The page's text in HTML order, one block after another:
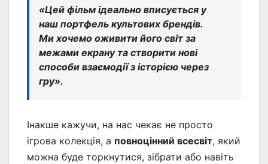
«Цей фільм ідеально вписується у
наш портфель культових брендів.
Ми хочемо оживити його світ за
межами екрану та створити нові
способи взаємодії з історією через
гру».
Інакше кажучи, на нас чекає не просто
ігрова колекція, а повноцінний всесвіт, який
можна буде торкнутися, зібрати або навіть